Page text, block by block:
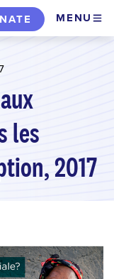
MENU
les
2017